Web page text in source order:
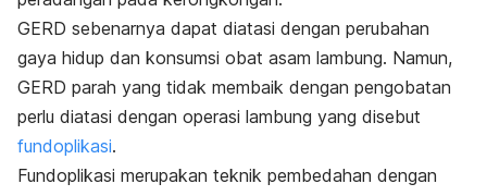
GERD sebenarnya dapat diatasi dengan perubahan
gaya hidup dan konsumsi obat asam lambung. Namun,
GERD parah yang tidak membaik dengan pengobatan
perlu diatasi dengan operasi lambung yang disebut
fundoplikasi.
Fundoplikasi merupakan teknik pembedahan dengan